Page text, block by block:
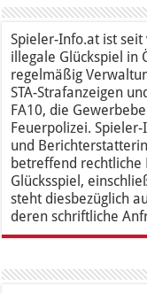
Spieler-Info.at ist seit
illegale Glückspiel in
regelmäßig
STA-Strafanzeigen
FA10, die
Feuerpolizei.
und
betreffend
Glücksspiel,
steht diesbezüglich
deren schriftliche